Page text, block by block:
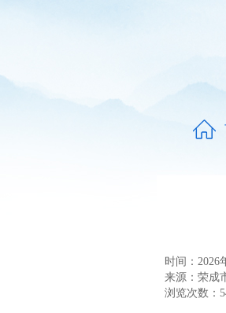
时间：2026
来源： 荣成
浏览次数：